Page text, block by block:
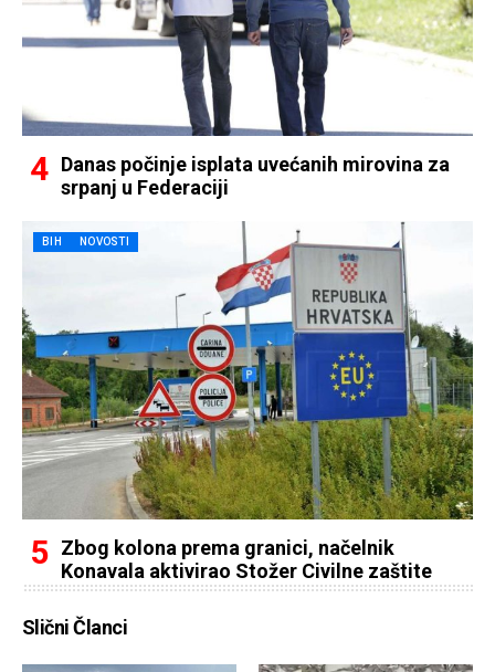
Danas počinje isplata uvećanih mirovina za
srpanj u Federaciji
BIH NOVOSTI
Zbog kolona prema granici, načelnik
Konavala aktivirao Stožer Civilne zaštite
Slični Članci